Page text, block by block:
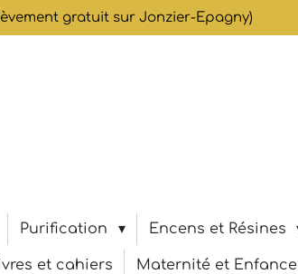
gratuit sur Jonzier-Epagny)
Purification Encens et Résines
et cahiers Maternité et Enfance